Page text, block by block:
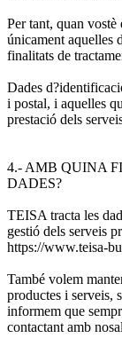
Per tant, quan
únicament aquelles
finalitats de
Dades
i postal, i aquelles
prestació dels
4.- AMB QUINA
DADES?
TEISA tracta les
gestió dels serveis
https://www.teisa-
També volem
productes i serveis,
informem que
contactant amb